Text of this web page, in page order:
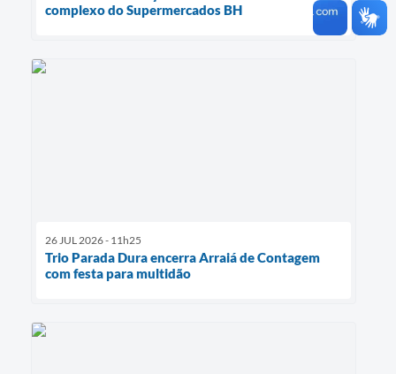
complexo do Supermercados BH
26 JUL 2026 - 11h25
Trio Parada Dura encerra Arraiá de Contagem
com festa para multidão